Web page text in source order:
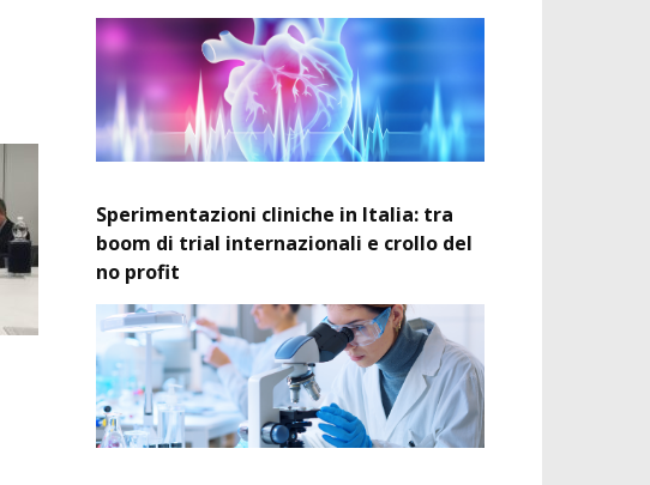
Sperimentazioni cliniche in Italia: tra
boom di trial internazionali e crollo del
no profit